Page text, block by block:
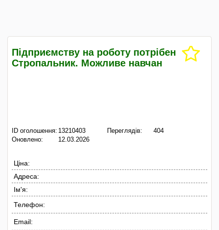
Підприємству на роботу потрібен
Стропальник. Можливе навчан
ID оголошення: 13210403
Оновлено:
12.03.2026
Переглядів: 404
Ціна:
Адреса:
Ім'я:
Телефон:
Email: